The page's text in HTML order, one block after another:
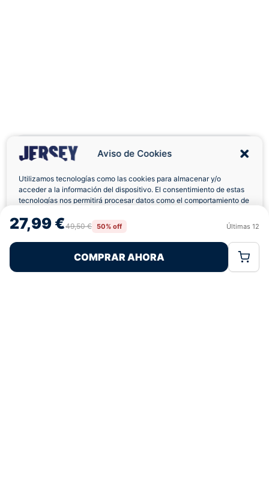
Aviso de Cookies
Utilizamos tecnologías como las cookies para almacenar y/o
acceder a la información del dispositivo. El consentimiento de estas
tecnologías nos permitirá procesar datos como el comportamiento de
retirar el consentimiento, puede afectar negativamente a ciertas
características y funciones.
Rechazar
Política de CookiesPolítica de Privacidad
27,99 €49,50 € 50% off Últimas 12
COMPRAR AHORA
Envíos a Domicilio Devolución 7 Días
Pagos 100% Seguros Ofertas Sin Límites